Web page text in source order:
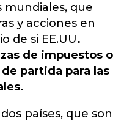
mundiales, que
y acciones en
de si EE.UU.
de impuestos o
partida para las
países, que son